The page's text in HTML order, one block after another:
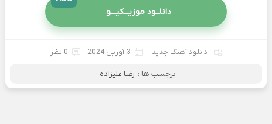
دانلــود موزیــکیـــو
دانلود آهنگ جدید 3 آوریل 2024 0 نظر
برچسب ها : رضا علیزاده